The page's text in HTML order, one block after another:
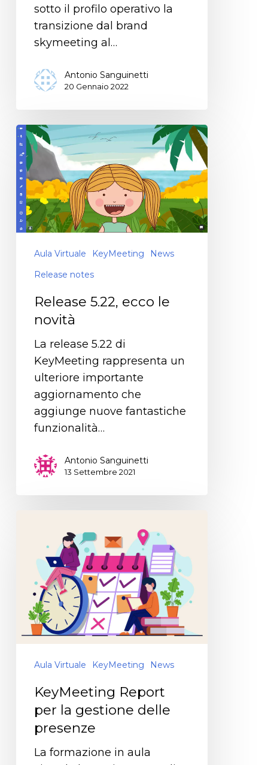
sotto il profilo operativo la
transizione dal brand
skymeeting al…
Antonio Sanguinetti
20 Gennaio 2022
Aula Virtuale KeyMeeting
News
Release notes
Release 5.22, ecco le
novità
La release 5.22 di
KeyMeeting rappresenta un
ulteriore importante
aggiornamento che
aggiunge nuove fantastiche
funzionalità…
Antonio Sanguinetti
13 Settembre 2021
Aula Virtuale KeyMeeting News
KeyMeeting Report
per la gestione delle
presenze
La formazione in aula